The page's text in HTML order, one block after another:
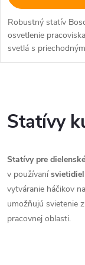
u
k
o
k
t
v
Robustný statív
osvetlenie
svetlá s
so závitom 5/8"
v
á
d
a
Statívy
Statívy pre
v používanísvietidiel
vytváranie háčikov
umožňujú svietenie
pracovnej oblasti.